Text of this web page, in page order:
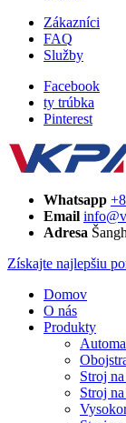
Zákazníci
FAQ
Služby
Facebook
ty trúbka
Pinterest
Whatsapp
Email
Adresa
Získajte najlepšiu
Domov
O nás
Produkty
Stroj
Stroj